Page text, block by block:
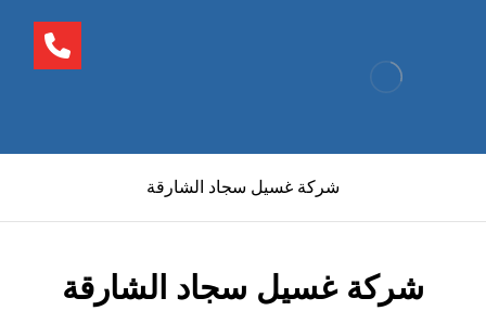
شركة غسيل سجاد الشارقة
شركة غسيل سجاد الشارقة